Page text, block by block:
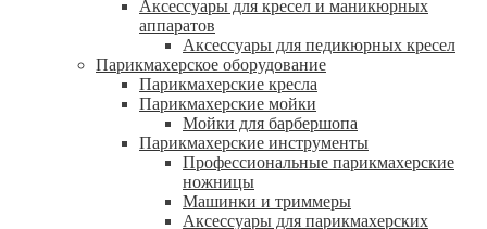
Аксессуары для кресел и маникюрных
аппаратов
Аксессуары для педикюрных кресел
Парикмахерское оборудование
Парикмахерские кресла
Парикмахерские мойки
Мойки для барбершопа
Парикмахерские инструменты
Профессиональные парикмахерские
ножницы
Машинки и триммеры
Аксессуары для парикмахерских